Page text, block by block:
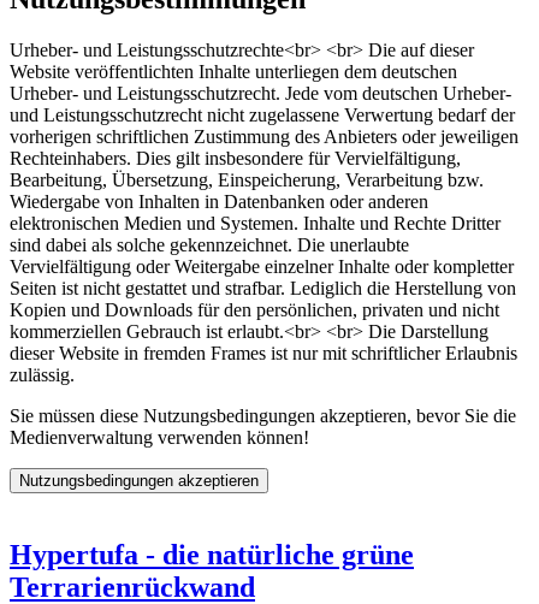
Urheber- und Leistungsschutzrechte<br> <br> Die auf dieser
Website veröffentlichten Inhalte unterliegen dem deutschen
Urheber- und Leistungsschutzrecht. Jede vom deutschen Urheber-
und Leistungsschutzrecht nicht zugelassene Verwertung bedarf der
vorherigen schriftlichen Zustimmung des Anbieters oder jeweiligen
Rechteinhabers. Dies gilt insbesondere für Vervielfältigung,
Bearbeitung, Übersetzung, Einspeicherung, Verarbeitung bzw.
Wiedergabe von Inhalten in Datenbanken oder anderen
elektronischen Medien und Systemen. Inhalte und Rechte Dritter
sind dabei als solche gekennzeichnet. Die unerlaubte
Vervielfältigung oder Weitergabe einzelner Inhalte oder kompletter
Seiten ist nicht gestattet und strafbar. Lediglich die Herstellung von
Kopien und Downloads für den persönlichen, privaten und nicht
kommerziellen Gebrauch ist erlaubt.<br> <br> Die Darstellung
dieser Website in fremden Frames ist nur mit schriftlicher Erlaubnis
zulässig.
Sie müssen diese Nutzungsbedingungen akzeptieren, bevor Sie die
Medienverwaltung verwenden können!
Hypertufa - die natürliche grüne
Terrarienrückwand